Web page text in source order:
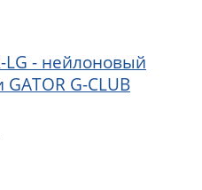
LG - нейлоновый
G-CLUB